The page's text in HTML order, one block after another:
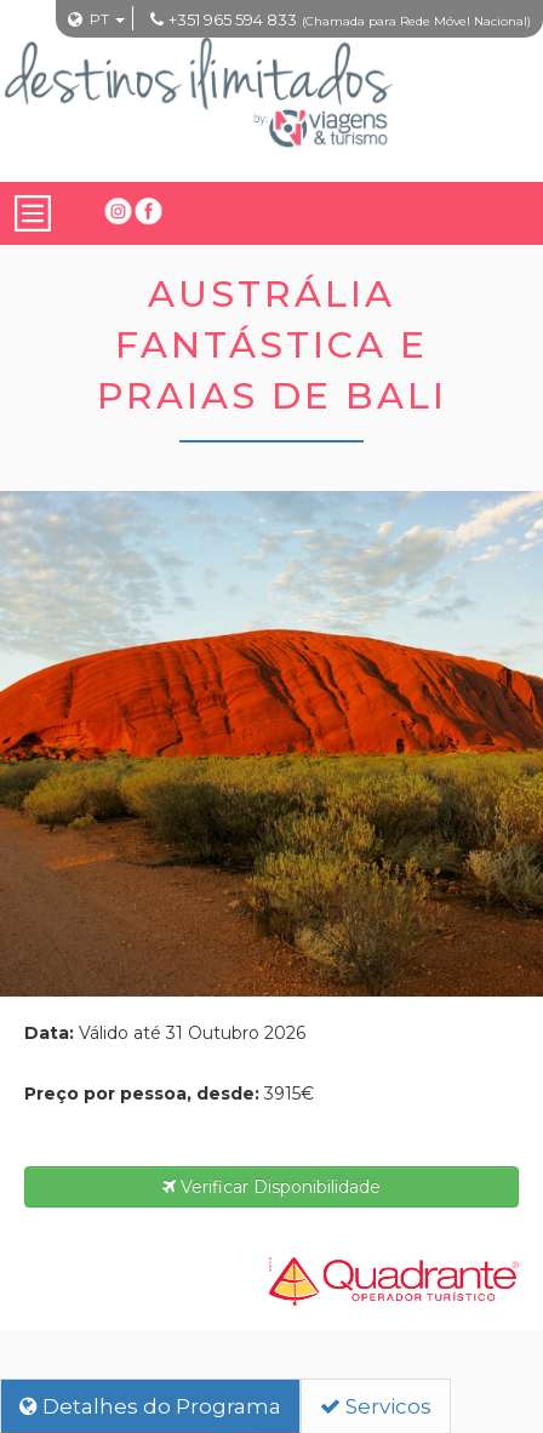
PT +351 965 594 833 (Chamada para Rede Móvel Nacional)
AUSTRÁLIA
FANTÁSTICA E
PRAIAS DE BALI
Data: Válido até 31 Outubro 2026
Preço por pessoa, desde: 3915€
Verificar Disponibilidade
Detalhes do Programa Servicos